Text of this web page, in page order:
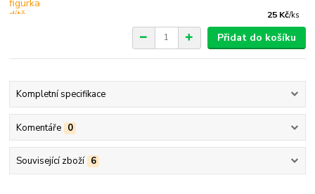
25 Kč/ks
Přidat do košíku
Kompletní specifikace
Komentáře 0
Související zboží 6